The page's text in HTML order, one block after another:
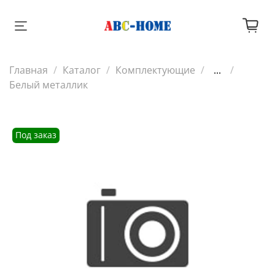
Главная Каталог Комплектующие
...
Белый металлик
Под заказ